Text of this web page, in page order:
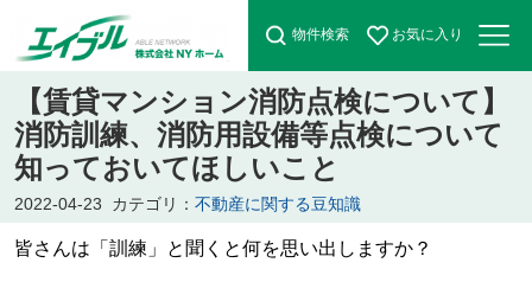
物件検索 お気に入り
【賃貸マンション消防点検について】
消防訓練、消防用設備等点検について
知っておいてほしいこと
2022-04-23 カテゴリ： 不動産に関する豆知識
皆さんは「訓練」と聞くと何を思い出しますか？